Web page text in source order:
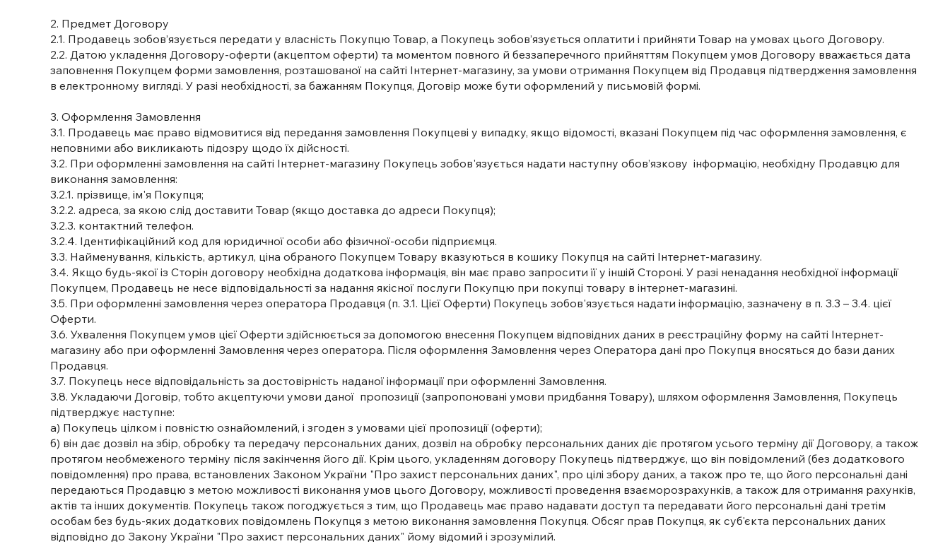
2. Предмет Договору
2.1. Продавець зобов’язується передати у власність Покупцю Товар, а Покупець зобов’язується оплатити і прийняти Товар на умовах цього Договору.
2.2. Датою укладення Договору-оферти (акцептом оферти) та моментом повного й беззаперечного прийняттям Покупцем умов Договору вважається дата
заповнення Покупцем форми замовлення, розташованої на сайті Інтернет-магазину, за умови отримання Покупцем від Продавця підтвердження замовлення
в електронному вигляді. У разі необхідності, за бажанням Покупця, Договір може бути оформлений у письмовій формі.
3. Оформлення Замовлення
3.1. Продавець має право відмовитися від передання замовлення Покупцеві у випадку, якщо відомості, вказані Покупцем під час оформлення замовлення, є
неповними або викликають підозру щодо їх дійсності.​
3.2. При оформленні замовлення на сайті Інтернет-магазину Покупець зобов'язується надати наступну обов’язкову інформацію, необхідну Продавцю для
виконання замовлення:
3.2.1. прізвище, ім'я Покупця;
3.2.2. адреса, за якою слід доставити Товар (якщо доставка до адреси Покупця);
3.2.3. контактний телефон.
3.2.4. Ідентифікаційний код для юридичної особи або фізичної-особи підприємця.
3.3. Найменування, кількість, артикул, ціна обраного Покупцем Товару вказуються в кошику Покупця на сайті Інтернет-магазину.
3.4. Якщо будь-якої із Сторін договору необхідна додаткова інформація, він має право запросити її у іншій Стороні. У разі ненадання необхідної інформації
Покупцем, Продавець не несе відповідальності за надання якісної послуги Покупцю при покупці товару в інтернет-магазині.
3.5. При оформленні замовлення через оператора Продавця (п. 3.1. Цієї Оферти) Покупець зобов'язується надати інформацію, зазначену в п. 3.3 – 3.4. цієї
Оферти.
3.6. Ухвалення Покупцем умов цієї Оферти здійснюється за допомогою внесення Покупцем відповідних даних в реєстраційну форму на сайті Інтернет-
магазину або при оформленні Замовлення через оператора. Після оформлення Замовлення через Оператора дані про Покупця вносяться до бази даних
Продавця.
3.7. Покупець несе відповідальність за достовірність наданої інформації при оформленні Замовлення.
3.8. Укладаючи Договір, тобто акцептуючи умови даної пропозиції (запропоновані умови придбання Товару), шляхом оформлення Замовлення, Покупець
підтверджує наступне:
а) Покупець цілком і повністю ознайомлений, і згоден з умовами цієї пропозиції (оферти);
б) він дає дозвіл на збір, обробку та передачу персональних даних, дозвіл на обробку персональних даних діє протягом усього терміну дії Договору, а також
протягом необмеженого терміну після закінчення його дії. Крім цього, укладенням договору Покупець підтверджує, що він повідомлений (без додаткового
повідомлення) про права, встановлених Законом України "Про захист персональних даних", про цілі збору даних, а також про те, що його персональні дані
передаються Продавцю з метою можливості виконання умов цього Договору, можливості проведення взаєморозрахунків, а також для отримання рахунків,
актів та інших документів. Покупець також погоджується з тим, що Продавець має право надавати доступ та передавати його персональні дані третім
особам без будь-яких додаткових повідомлень Покупця з метою виконання замовлення Покупця. Обсяг прав Покупця, як суб'єкта персональних даних
відповідно до Закону України "Про захист персональних даних" йому відомий і зрозумілий.